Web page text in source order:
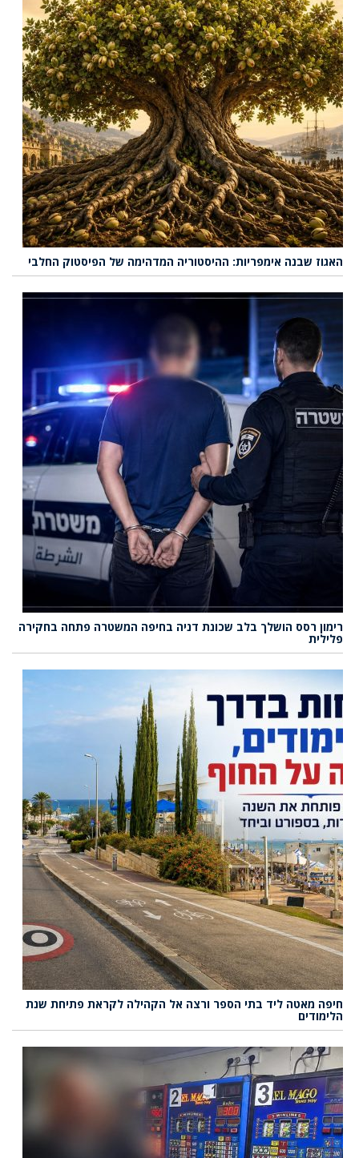
האגוז שבנה אימפריות: ההיסטוריה המדהימה של הפיסטוק החלבי
רימון רסס הושלך בלב שכונת דניה בחיפה המשטרה פתחה בחקירה
פלילית
חיפה מאטה ליד בתי הספר ורצה אל הקהילה לקראת פתיחת שנת
הלימודים